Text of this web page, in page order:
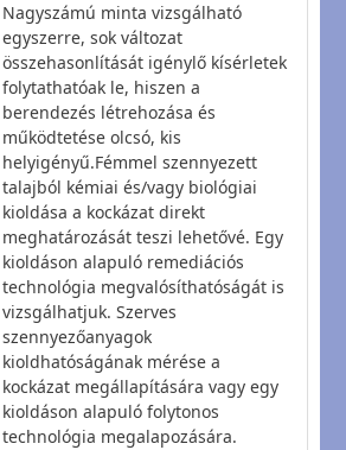
Nagyszámú minta vizsgálható
egyszerre, sok változat
összehasonlítását igénylő kísérletek
folytathatóak le, hiszen a
berendezés létrehozása és
működtetése olcsó, kis
helyigényű.Fémmel szennyezett
talajból kémiai és/vagy biológiai
kioldása a kockázat direkt
meghatározását teszi lehetővé. Egy
kioldáson alapuló remediációs
technológia megvalósíthatóságát is
vizsgálhatjuk. Szerves
szennyezőanyagok
kioldhatóságának mérése a
kockázat megállapítására vagy egy
kioldáson alapuló folytonos
technológia megalapozására.